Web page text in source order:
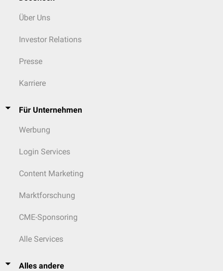
Über Uns
Investor Relations
Presse
Karriere
Für Unternehmen
Werbung
Login Services
Content Marketing
Marktforschung
CME-Sponsoring
Alle Services
Alles andere